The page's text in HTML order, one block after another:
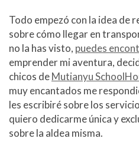
o
m
Todo empezó con la idea de
sobre cómo llegar en
no la has visto, puedes
emprender mi aventura,
chicos deMutianyu
muy encantados me
les escribiré sobre los
quiero dedicarme única y
sobre la aldea misma.